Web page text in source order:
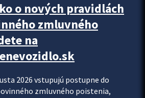
o nových pravidlách
zmluvného
na
2026 vstupujú postupne do
zmluvného poistenia,